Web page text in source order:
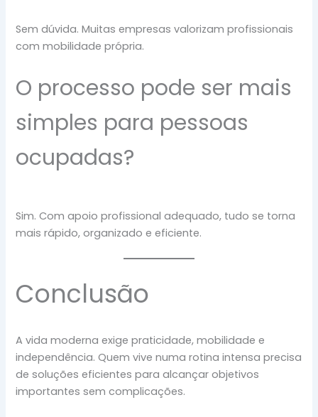
Sem dúvida. Muitas empresas valorizam profissionais
com mobilidade própria.
O processo pode ser mais
simples para pessoas
ocupadas?
Sim. Com apoio profissional adequado, tudo se torna
mais rápido, organizado e eficiente.
Conclusão
A vida moderna exige praticidade, mobilidade e
independência. Quem vive numa rotina intensa precisa
de soluções eficientes para alcançar objetivos
importantes sem complicações.